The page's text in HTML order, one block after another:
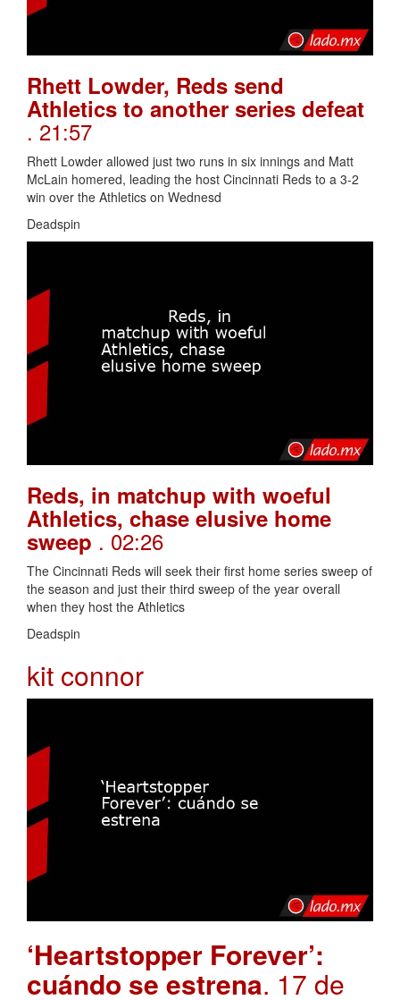
Rhett Lowder, Reds send
Athletics to another series defeat
. 21:57
Rhett Lowder allowed just two runs in six innings and Matt
McLain homered, leading the host Cincinnati Reds to a 3-2
win over the Athletics on Wednesd
Deadspin
Reds, in matchup with woeful
Athletics, chase elusive home
sweep . 02:26
The Cincinnati Reds will seek their first home series sweep of
the season and just their third sweep of the year overall
when they host the Athletics
Deadspin
kit connor
‘Heartstopper Forever’:
cuándo se estrena. 17 de